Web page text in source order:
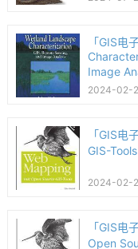
「GIS
Image
2024-02-
「GIS
GIS-Tools
2024-02-
「GIS
Open